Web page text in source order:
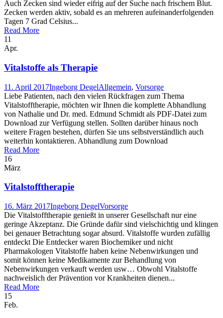
Auch Zecken sind wieder eifrig auf der Suche nach frischem Blut.
Zecken werden aktiv, sobald es an mehreren aufeinanderfolgenden
Tagen 7 Grad Celsius...
Read More
11
Apr.
Vitalstoffe als Therapie
11. April 2017Ingeborg DegelAllgemein, Vorsorge
Liebe Patienten, nach den vielen Rückfragen zum Thema
Vitalstofftherapie, möchten wir Ihnen die komplette Abhandlung
von Nathalie und Dr. med. Edmund Schmidt als PDF-Datei zum
Download zur Verfügung stellen. Sollten darüber hinaus noch
weitere Fragen bestehen, dürfen Sie uns selbstverständlich auch
weiterhin kontaktieren. Abhandlung zum Download
Read More
16
März
Vitalstofftherapie
16. März 2017Ingeborg DegelVorsorge
Die Vitalstofftherapie genießt in unserer Gesellschaft nur eine
geringe Akzeptanz. Die Gründe dafür sind vielschichtig und klingen
bei genauer Betrachtung sogar absurd. Vitalstoffe wurden zufällig
entdeckt Die Entdecker waren Biochemiker und nicht
Pharmakologen Vitalstoffe haben keine Nebenwirkungen und
somit können keine Medikamente zur Behandlung von
Nebenwirkungen verkauft werden usw… Obwohl Vitalstoffe
nachweislich der Prävention vor Krankheiten dienen...
Read More
15
Feb.